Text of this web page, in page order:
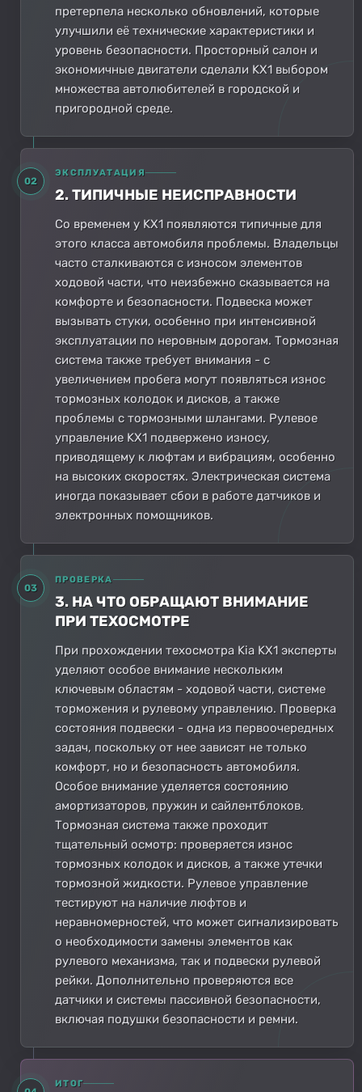
претерпела несколько обновлений, которые
улучшили её технические характеристики и
уровень безопасности. Просторный салон и
экономичные двигатели сделали KX1 выбором
множества автолюбителей в городской и
пригородной среде.
02
ЭКСПЛУАТАЦИЯ
2. ТИПИЧНЫЕ НЕИСПРАВНОСТИ
Со временем у KX1 появляются типичные для
этого класса автомобиля проблемы. Владельцы
часто сталкиваются с износом элементов
ходовой части, что неизбежно сказывается на
комфорте и безопасности. Подвеска может
вызывать стуки, особенно при интенсивной
эксплуатации по неровным дорогам. Тормозная
система также требует внимания - с
увеличением пробега могут появляться износ
тормозных колодок и дисков, а также
проблемы с тормозными шлангами. Рулевое
управление KX1 подвержено износу,
приводящему к люфтам и вибрациям, особенно
на высоких скоростях. Электрическая система
иногда показывает сбои в работе датчиков и
электронных помощников.
03
ПРОВЕРКА
3. НА ЧТО ОБРАЩАЮТ ВНИМАНИЕ
ПРИ ТЕХОСМОТРЕ
При прохождении техосмотра Kia KX1 эксперты
уделяют особое внимание нескольким
ключевым областям - ходовой части, системе
торможения и рулевому управлению. Проверка
состояния подвески - одна из первоочередных
задач, поскольку от нее зависят не только
комфорт, но и безопасность автомобиля.
Особое внимание уделяется состоянию
амортизаторов, пружин и сайлентблоков.
Тормозная система также проходит
тщательный осмотр: проверяется износ
тормозных колодок и дисков, а также утечки
тормозной жидкости. Рулевое управление
тестируют на наличие люфтов и
неравномерностей, что может сигнализировать
о необходимости замены элементов как
рулевого механизма, так и подвески рулевой
рейки. Дополнительно проверяются все
датчики и системы пассивной безопасности,
включая подушки безопасности и ремни.
ИТОГ